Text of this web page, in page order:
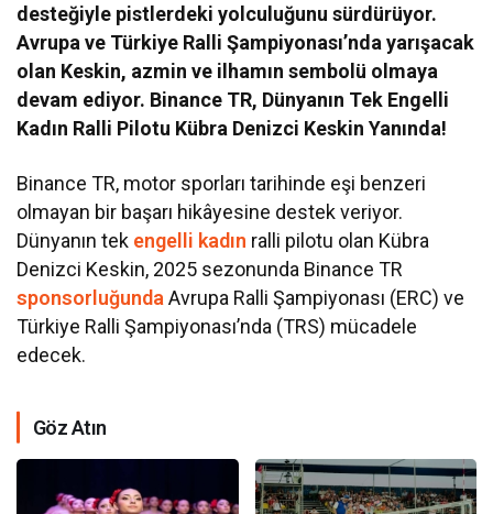
desteğiyle pistlerdeki yolculuğunu sürdürüyor.
Avrupa ve Türkiye Ralli Şampiyonası’nda yarışacak
olan Keskin, azmin ve ilhamın sembolü olmaya
devam ediyor. Binance TR, Dünyanın Tek Engelli
Kadın Ralli Pilotu Kübra Denizci Keskin Yanında!
Binance TR, motor sporları tarihinde eşi benzeri
olmayan bir başarı hikâyesine destek veriyor.
Dünyanın tek engelli kadın ralli pilotu olan Kübra
Denizci Keskin, 2025 sezonunda Binance TR
sponsorluğunda Avrupa Ralli Şampiyonası (ERC) ve
Türkiye Ralli Şampiyonası’nda (TRS) mücadele
edecek.
Göz Atın